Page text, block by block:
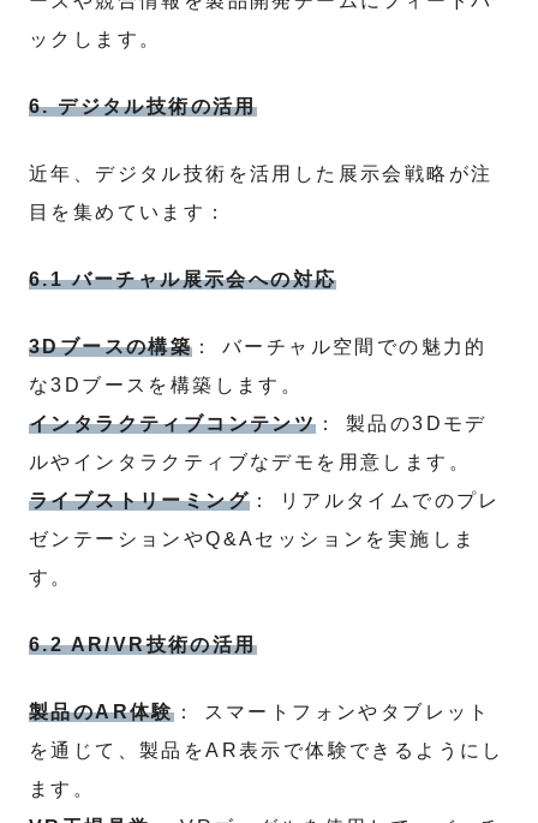
ックします。
6. デジタル技術の活用
近年、デジタル技術を活用した展示会戦略が注
目を集めています：
6.1 バーチャル展示会への対応
3Dブースの構築 ： バーチャル空間での魅力的
な3Dブースを構築します。
インタラクティブコンテンツ ： 製品の3Dモデ
ルやインタラクティブなデモを用意します。
ライブストリーミング ： リアルタイムでのプレ
ゼンテーションやQ&Aセッションを実施しま
す。
6.2 AR/VR技術の活用
製品のAR体験： スマートフォンやタブレット
を通じて、製品をAR表示で体験できるようにし
ます。